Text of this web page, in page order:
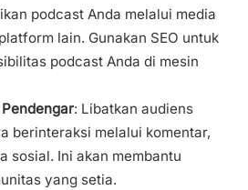
podcast Anda melalui media
lain. Gunakan SEO untuk
podcast Anda di mesin
: Libatkan audiens
berinteraksi melalui komentar,
sosial. Ini akan membantu
yang setia.